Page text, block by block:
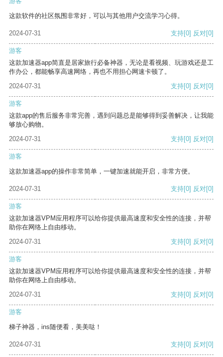
这款软件的社区氛围非常好，可以与其他用户交流学习心得。
2024-07-31 支持[0] 反对[0]
游客
这款加速器app简直是居家旅行必备神器，无论是看视频、玩游戏还是工
作办公，都能畅享高速网络，再也不用担心网速卡顿了。
2024-07-31
支持[0] 反对[0]
游客
这款app的售后服务非常完善，遇到问题总是能够得到妥善解决，让我能
够放心购物。
2024-07-31
支持[0] 反对[0]
游客
这款加速器app的操作非常简单，一键加速就能开启，非常方便。
2024-07-31 支持[0] 反对[0]
游客
这款加速器VPM应用程序可以给你提供最高速度和安全性的连接，并帮
助你在网络上自由移动。
2024-07-31
支持[0] 反对[0]
游客
这款加速器VPM应用程序可以给你提供最高速度和安全性的连接，并帮
助你在网络上自由移动。
2024-07-31
支持[0] 反对[0]
游客
梯子神器，ins随便看，美美哒！
2024-07-31 支持[0] 反对[0]